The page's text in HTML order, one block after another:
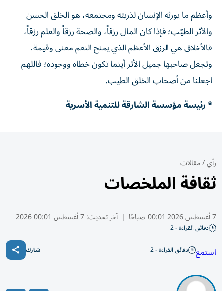
وأعظم ما يورثه الإنسان لذريته ومجتمعه، هو الخلق الحسن
والأثر الطيّب؛ فإذا كان المال رزقاً، والصحة رزقاً والعلم رزقاً،
فالأخلاق هي الرزق الأعظم الذي يمنح النعم معنى وقيمة،
وتجعل صاحبها جميل الأثر أينما تكون خطاه ووجوده؛ فاللهم
اجعلنا من أصحاب الخلق الطيب.
* رئيسة مؤسسة الشارقة للتنمية الأسرية
رأي/مقالات
ثقافة الملخصات
7 أغسطس 2026 00:01 صباحًا | آخر تحديث:7 أغسطس 00:01 2026
دقائق القراءة - 2
استمع دقائق القراءة - 2 شارك